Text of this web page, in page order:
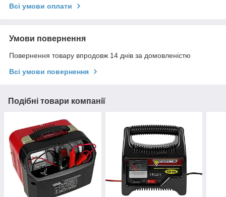
Всі умови оплати
Умови повернення
Повернення товару впродовж 14 днів за домовленістю
Всі умови повернення
Подібні товари компанії